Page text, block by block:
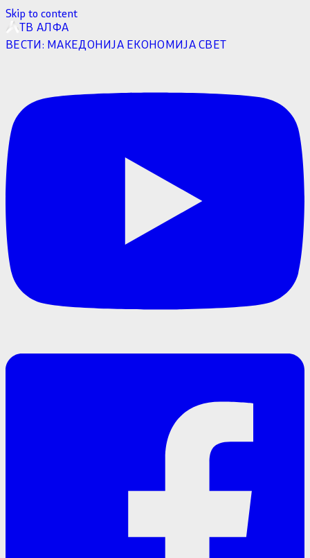
Skip to content
ТВ АЛФА
ВЕСТИ: МАКЕДОНИЈА ЕКОНОМИЈАСВЕТ